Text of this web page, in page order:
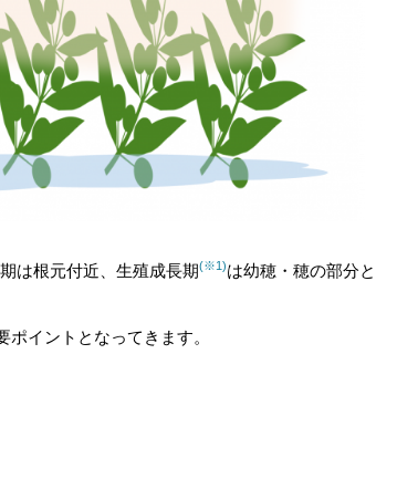
は根元付近、生殖成長期(※1)は幼穂・穂の部分と
イントとなってきます。